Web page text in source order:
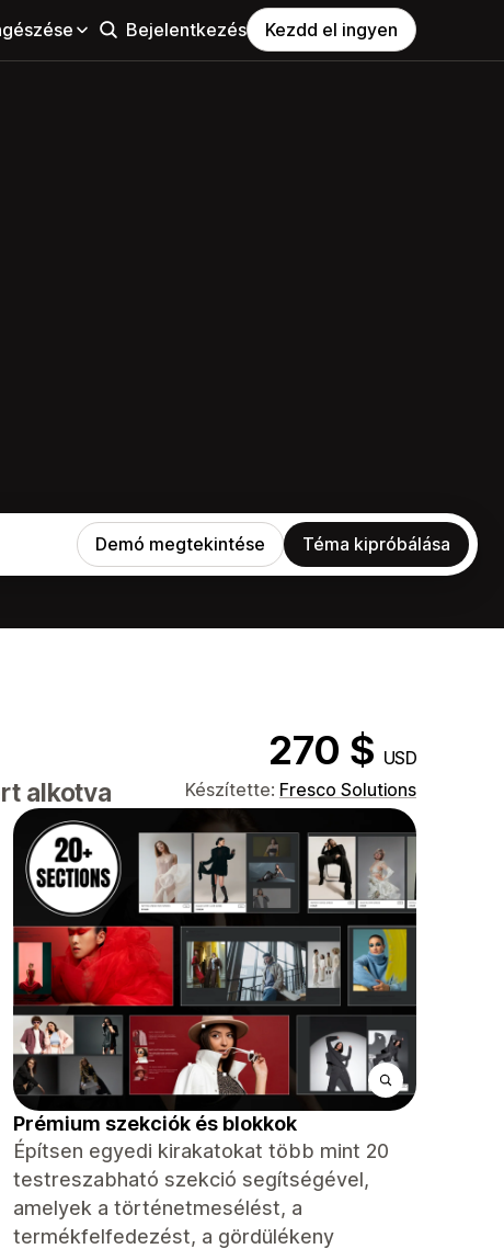
Bejelentkezés Kezdd el ingyen
Demó megtekintése Téma kipróbálása
270 $ USD
alkotva Készítette: Fresco Solutions
Prémium szekciók és blokkok
Építsen egyedi kirakatokat több mint 20
testreszabható szekció segítségével,
amelyek a történetmesélést, a
termékfelfedezést, a gördülékeny